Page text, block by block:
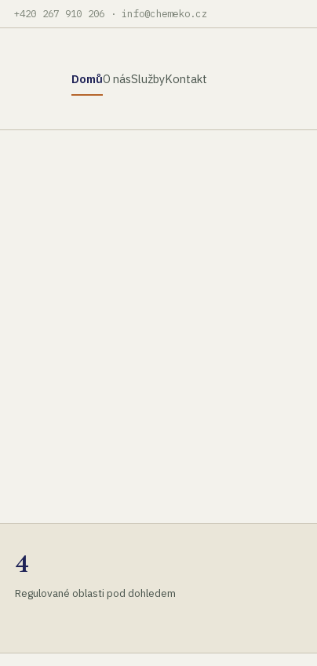
+420 267 910 206 · info@chemeko.cz
DomůO násSlužbyKontakt
4
Regulované oblasti pod dohledem